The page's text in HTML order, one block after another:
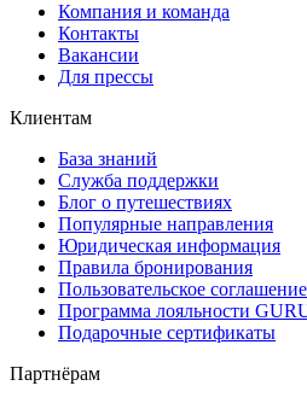
Компания и команда
Контакты
Вакансии
Для прессы
Клиентам
База знаний
Служба поддержки
Блог о путешествиях
Популярные направления
Юридическая информация
Правила бронирования
Пользовательское
Программа лояльности
Подарочные сертификаты
Партнёрам